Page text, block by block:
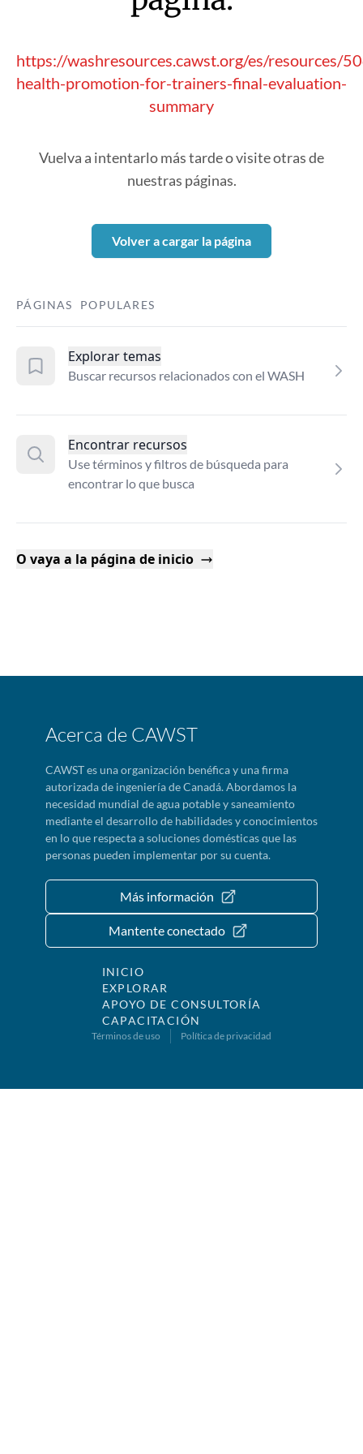
https://washresources.cawst.org/es/resources/
health-promotion-for-trainers-final-evaluation-
summary
Vuelva a intentarlo más tarde o visite otras de
nuestras páginas.
Volver a cargar la página
PÁGINAS POPULARES
Explorar temas
Buscar recursos relacionados con el WASH
Encontrar recursos
Use términos y filtros de búsqueda para
encontrar lo que busca
O vaya a la página de inicio
Acerca de CAWST
CAWST es una organización benéfica y una firma
autorizada de ingeniería de Canadá. Abordamos la
necesidad mundial de agua potable y saneamiento
mediante el desarrollo de habilidades y conocimientos
en lo que respecta a soluciones domésticas que las
personas pueden implementar por su cuenta.
Más información
Mantente conectado
INICIO
EXPLORAR
APOYO DE CONSULTORÍA
CAPACITACIÓN
Términos de uso Política de privacidad